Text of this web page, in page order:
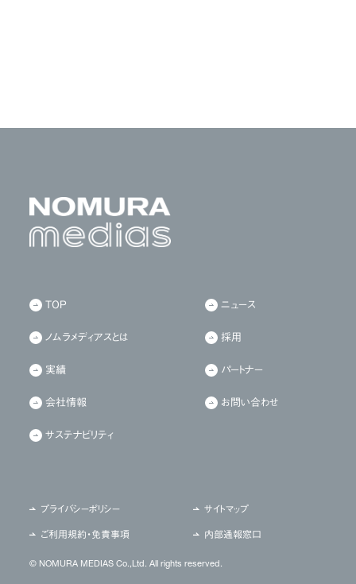
TOP
ノムラメディアスとは
実績
会社情報
サステナビリティ
ニュース
採用
パートナー
お問い合わせ
プライバシーポリシー
ご利用規約・免責事項
サイトマップ
内部通報窓口
© NOMURA MEDIAS Co.,Ltd. All rights reserved.